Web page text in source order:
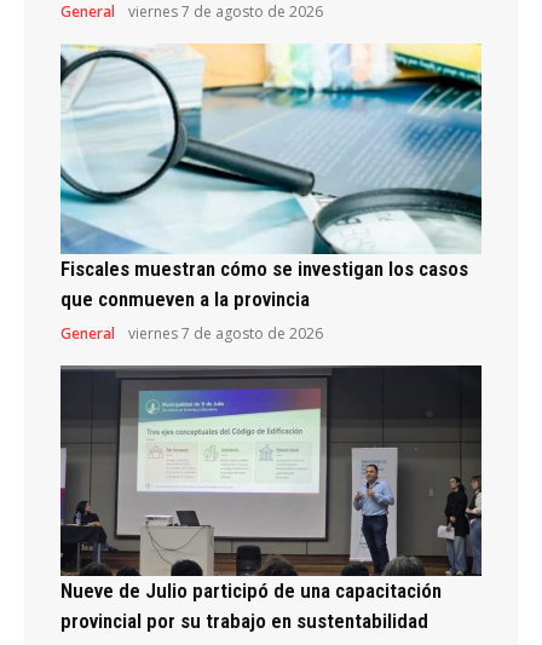
General viernes 7 de agosto de 2026
Fiscales muestran cómo se investigan los casos
que conmueven a la provincia
General viernes 7 de agosto de 2026
Nueve de Julio participó de una capacitación
provincial por su trabajo en sustentabilidad